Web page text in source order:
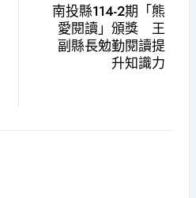
南投縣114-2期「熊
愛閱讀」頒獎 王
副縣長勉勤閱讀提
升知識力